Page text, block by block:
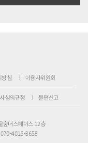
방침 이용자위원회
심의규정 불편신고
숲더스페이스 12층
070-4015-8658